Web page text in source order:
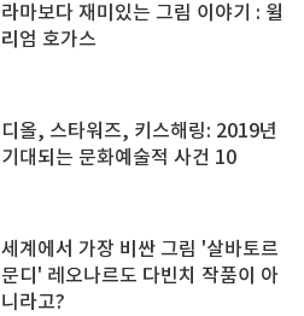
라마보다 재미있는 그림 이야기 : 윌
리엄 호가스
디올, 스타워즈, 키스해링: 2019년
기대되는 문화예술적 사건 10
세계에서 가장 비싼 그림 '살바토르
문디' 레오나르도 다빈치 작품이 아
니라고?